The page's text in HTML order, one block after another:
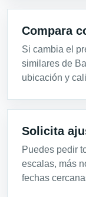
Compara
Si cambia el
similares de
ubicación y
Solicita
Puedes pedir
escalas, más
fechas